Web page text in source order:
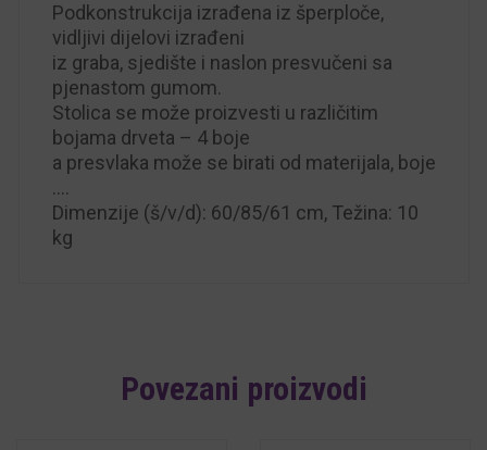
Podkonstrukcija izrađena iz šperploče,
vidljivi dijelovi izrađeni
iz graba, sjedište i naslon presvučeni sa
pjenastom gumom.
Stolica se može proizvesti u različitim
bojama drveta – 4 boje
a presvlaka može se birati od materijala, boje
….
Dimenzije (š/v/d): 60/85/61 cm, Težina: 10
kg
Povezani proizvodi